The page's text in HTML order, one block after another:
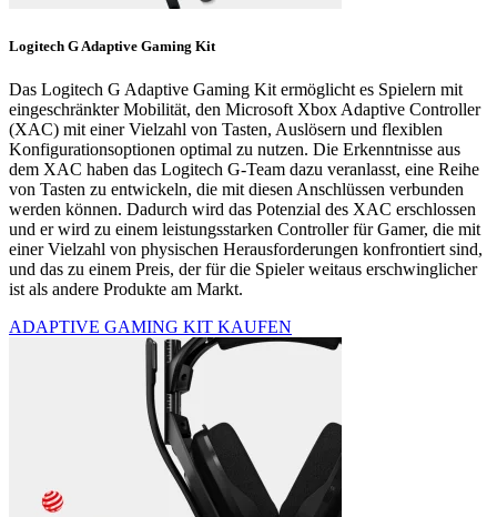
Logitech G Adaptive Gaming Kit
Das Logitech G Adaptive Gaming Kit ermöglicht es Spielern mit
eingeschränkter Mobilität, den Microsoft Xbox Adaptive Controller
(XAC) mit einer Vielzahl von Tasten, Auslösern und flexiblen
Konfigurationsoptionen optimal zu nutzen. Die Erkenntnisse aus
dem XAC haben das Logitech G-Team dazu veranlasst, eine Reihe
von Tasten zu entwickeln, die mit diesen Anschlüssen verbunden
werden können. Dadurch wird das Potenzial des XAC erschlossen
und er wird zu einem leistungsstarken Controller für Gamer, die mit
einer Vielzahl von physischen Herausforderungen konfrontiert sind,
und das zu einem Preis, der für die Spieler weitaus erschwinglicher
ist als andere Produkte am Markt.
ADAPTIVE GAMING KIT KAUFEN